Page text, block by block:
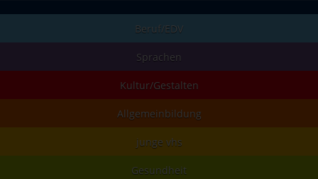
Beruf/EDV
Sprachen
Kultur/Gestalten
Allgemeinbildung
junge vhs
Gesundheit